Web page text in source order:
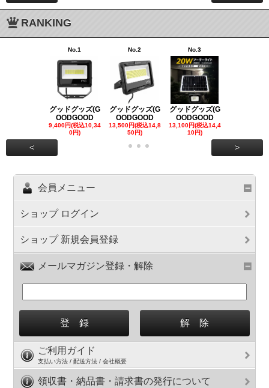
RANKING
No.1
グッドグッズ(G
OODGOOD
9,400円(税込10,34
0円)
No.2
グッドグッズ(G
OODGOOD
13,500円(税込14,8
50円)
No.3
グッドグッズ(G
OODGOOD
13,100円(税込14,4
10円)
< >
会員メニュー
ショップ ログイン
ショップ 新規会員登録
メールマガジン登録・解除
ご利用ガイド
支払い方法 / 配送方法 / 会社概要
領収書・納品書・請求書の発行について